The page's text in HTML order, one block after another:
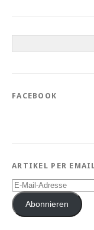
FACEBOOK
ARTIKEL PER
E-
Mail-
AdresseAbonnieren